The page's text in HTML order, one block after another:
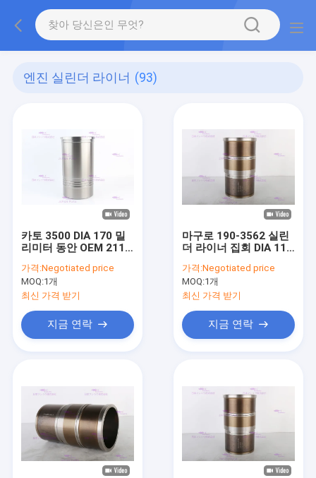
엔진 실린더 라이너 (93)
카토 3500 DIA 170 밀
리미터 동안 OEM 211-
너 소재
가격:Negotiated price
MOQ:1개
최신 가격 받기
지금 연락
마구로 190-3562 실린
더 라이너 집회 DIA 112
가격:Negotiated price
MOQ:1개
최신 가격 받기
지금 연락